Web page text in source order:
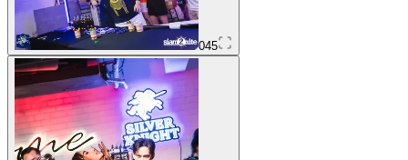
045